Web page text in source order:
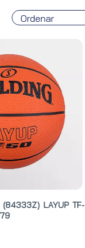
(84333Z) LAYUP TF-